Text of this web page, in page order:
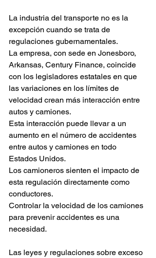
La industria del transporte no es la
excepción cuando se trata de
regulaciones gubernamentales.
La empresa, con sede en Jonesboro,
Arkansas, Century Finance, coincide
con los legisladores estatales en que
las variaciones en los límites de
velocidad crean más interacción entre
autos y camiones.
Esta interacción puede llevar a un
aumento en el número de accidentes
entre autos y camiones en todo
Estados Unidos.
Los camioneros sienten el impacto de
esta regulación directamente como
conductores.
Controlar la velocidad de los camiones
para prevenir accidentes es una
necesidad.
Las leyes y regulaciones sobre exceso